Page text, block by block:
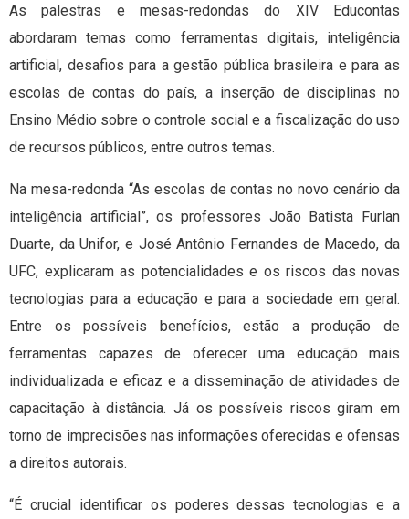
As palestras e mesas-redondas do XIV Educontas
abordaram temas como ferramentas digitais, inteligência
artificial, desafios para a gestão pública brasileira e para as
escolas de contas do país, a inserção de disciplinas no
Ensino Médio sobre o controle social e a fiscalização do uso
de recursos públicos, entre outros temas.
Na mesa-redonda “As escolas de contas no novo cenário da
inteligência artificial”, os professores João Batista Furlan
Duarte, da Unifor, e José Antônio Fernandes de Macedo, da
UFC, explicaram as potencialidades e os riscos das novas
tecnologias para a educação e para a sociedade em geral.
Entre os possíveis benefícios, estão a produção de
ferramentas capazes de oferecer uma educação mais
individualizada e eficaz e a disseminação de atividades de
capacitação à distância. Já os possíveis riscos giram em
torno de imprecisões nas informações oferecidas e ofensas
a direitos autorais.
“É crucial identificar os poderes dessas tecnologias e a